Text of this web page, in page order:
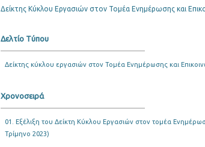
Δείκτης Κύκλου Εργασιών στον Τομέα Ενημέρωσης και
Δελτίο Τύπου
Δείκτης κύκλου εργασιών στον Τομέα Ενημέρωσης και
Χρονοσειρά
01. Εξέλιξη του Δείκτη Κύκλου Εργασιών στον τομέα
Τρίμηνο 2023)